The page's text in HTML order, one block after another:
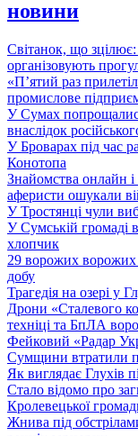
новини
Світанок, що
організовують
«П’ятий раз
промислове
У Сумах
внаслідок
У Броварах під час
Конотопа
Знайомства онлайн
аферисти ошукали
У Тростянці чули
У Сумській громаді
хлопчик
29 ворожих
добу
Трагедія на озері у
Дрони «Сталевого
техніці та БпЛА
Фейковий «Радар
Сумщини втратили
Як виглядає Глухів
Стало відомо про
Кролевецької
Жнива під